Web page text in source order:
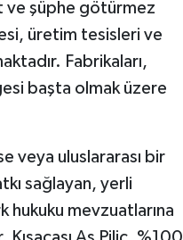
ve şüphe götürmez
üretim tesisleri ve
Fabrikaları,
başta olmak üzere
veya uluslararası bir
sağlayan, yerli
mevzuatlarına